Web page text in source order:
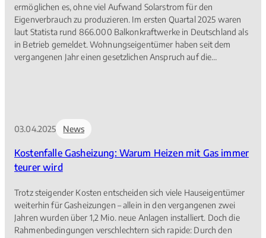
ermöglichen es, ohne viel Aufwand Solarstrom für den
Eigenverbrauch zu produzieren. Im ersten Quartal 2025 waren
laut Statista rund 866.000 Balkonkraftwerke in Deutschland als
in Betrieb gemeldet. Wohnungseigentümer haben seit dem
vergangenen Jahr einen gesetzlichen Anspruch auf die
informiert, wie Eigentümer am besten vorgehen und was sie bei
wenn sie ein solches Gerät installieren möchten.
03.04.2025 News
Kostenfalle Gasheizung: Warum Heizen mit Gas immer
teurer wird
Trotz steigender Kosten entscheiden sich viele Hauseigentümer
weiterhin für Gasheizungen – allein in den vergangenen zwei
Jahren wurden über 1,2 Mio. neue Anlagen installiert. Doch die
Rahmenbedingungen verschlechtern sich rapide: Durch den